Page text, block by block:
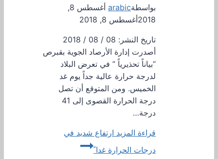
بواسطةarabic
أغسطس 8,
2018أغسطس 8, 2018
تاريخ النشر: 08 / 08 / 2018
أصدرت إدارة الأرصاد الجوية بقبرص
“بياناً تحذيرياً ” في تعرض البلاد
لدرجة حرارة عالية جداً يوم غد
الخميس. ومن المتوقع أن تصل
درجة الحرارة القصوى إلى 41
درجة…
قراءة المزيد ارتفاع شديد في
درجات الحرارة غدا ً